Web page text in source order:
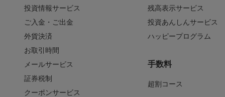
投資情報サービス
ご入金・ご出金
外貨決済
お取引時間
メールサービス
証券税制
クーポンサービス
残高表示サービス
投資あんしんサービス
ハッピープログラム
手数料
超割コース